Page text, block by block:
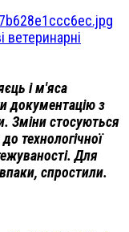
ветеринарні
і м'яса
документацію з
Зміни стосуються
технологічної
Для
спростили.